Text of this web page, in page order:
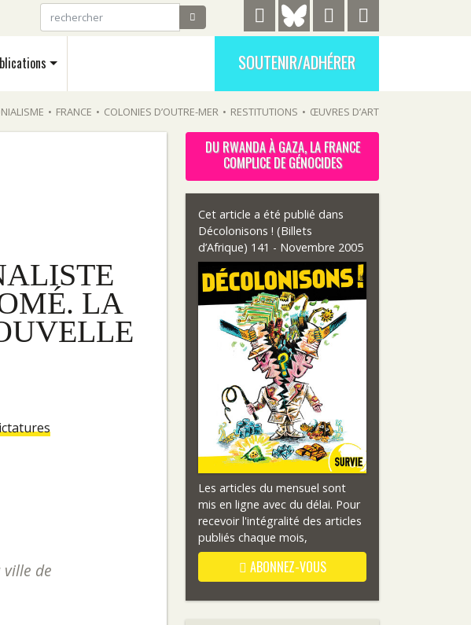
SOUTENIR/ADHÉRER
• FRANCE • COLONIES D’OUTRE-MER • RESTITUTIONS • ŒUVRES D’ART
LA
ville de
DU RWANDA À GAZA, LA FRANCE
COMPLICE DE GÉNOCIDES
Cet article a été publié dans
Décolonisons ! (Billets
d’Afrique) 141 - Novembre 2005
Les articles du mensuel sont
mis en ligne avec du délai. Pour
recevoir l'intégralité des articles
publiés chaque mois,
ABONNEZ-VOUS